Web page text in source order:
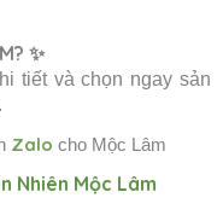
✨
tiết và chọn ngay sản
Zalo cho Mộc Lâm
Nhiên Mộc Lâm